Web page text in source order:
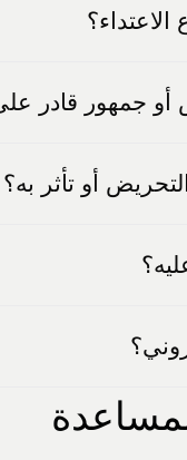
جمهور قادر على
أو تأثر به؟